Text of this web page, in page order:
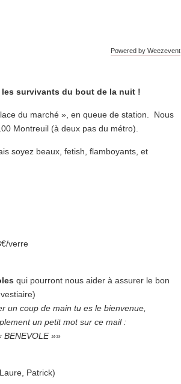
Powered by Weezevent
survivants du bout de la nuit !
du marché », en queue de station. Nous
Montreuil (à deux pas du métro).
soyez beaux, fetish, flamboyants, et
verre
qui pourront nous aider à assurer le bon
un coup de main tu es le bienvenue,
un petit mot sur ce mail :
BENEVOLE »»
Patrick)